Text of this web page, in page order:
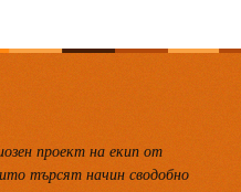
проект на екип от
търсят начин сводобно